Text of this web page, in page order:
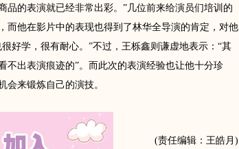
品的表演就已经非常出彩。”几位前来给演员们培训的
而他在影片中的表现也得到了林华全导演的肯定，对他
好学，很有耐心。”不过，王栎鑫则谦虚地表示：“其
不出表演痕迹的”。而此次的表演经验也让他十分珍
会来锻炼自己的演技。
(责任编辑：王皓月)